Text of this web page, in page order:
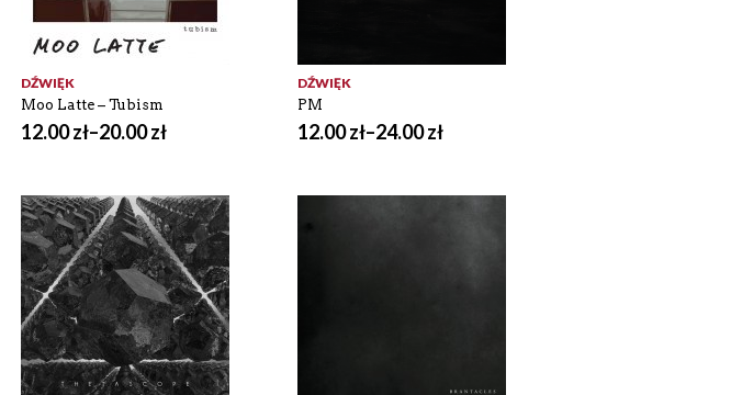
DŹWIĘK
Moo Latte – Tubism
12.00zł–20.00zł
DŹWIĘK
PM
12.00zł–24.00zł